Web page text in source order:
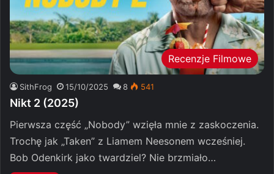
Recenzje Filmowe
SithFrog 15/10/2025 8 541
Nikt 2 (2025)
Pierwsza część „Nobody” wzięła mnie z zaskoczenia.
Trochę jak „Taken” z Liamem Neesonem wcześniej.
Bob Odenkirk jako twardziel? Nie brzmiało…